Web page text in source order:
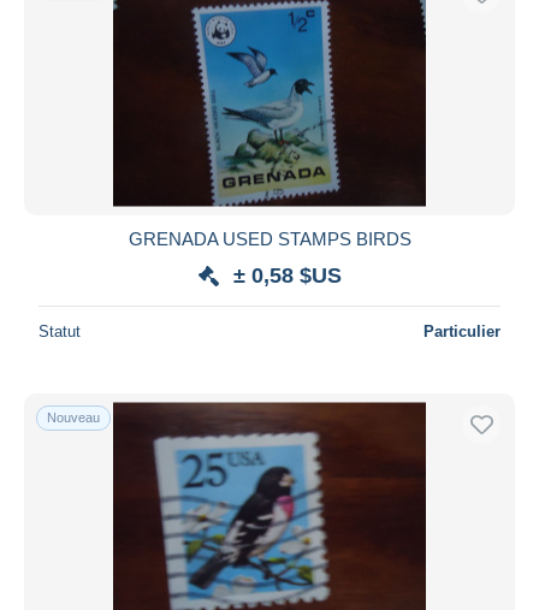
GRENADA USED STAMPS BIRDS
± 0,58 $US
Statut Particulier
Nouveau